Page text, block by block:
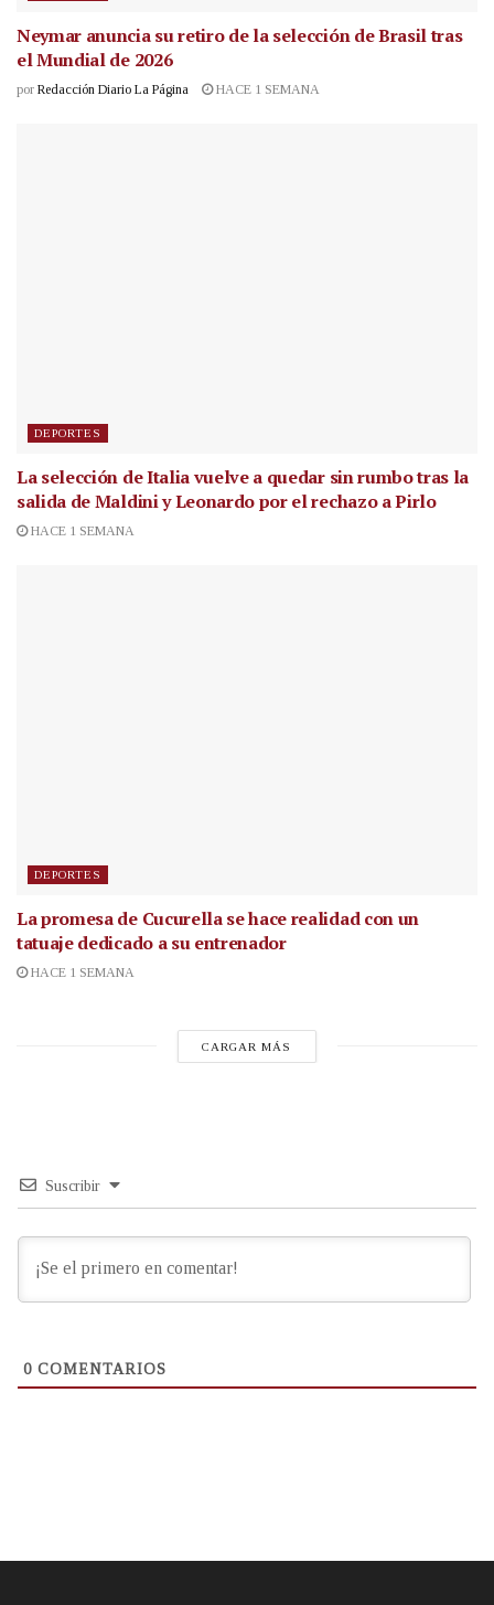
Neymar anuncia su retiro de la selección de Brasil tras
el Mundial de 2026
por Redacción Diario La Página HACE 1 SEMANA
DEPORTES
La selección de Italia vuelve a quedar sin rumbo tras la
salida de Maldini y Leonardo por el rechazo a Pirlo
HACE 1 SEMANA
DEPORTES
La promesa de Cucurella se hace realidad con un
tatuaje dedicado a su entrenador
HACE 1 SEMANA
CARGAR MÁS
Suscribir
0 COMENTARIOS